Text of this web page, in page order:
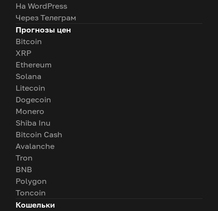
На WordPress
Через Телеграм
Прогнозы цен
Bitcoin
XRP
Ethereum
Solana
Litecoin
Dogecoin
Monero
Shiba Inu
Bitcoin Cash
Avalanche
Tron
BNB
Polygon
Toncoin
Кошельки